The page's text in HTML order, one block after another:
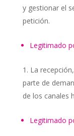
y gestionar el
petición.
Legitimado
La
parte de
de los canales
Legitimado